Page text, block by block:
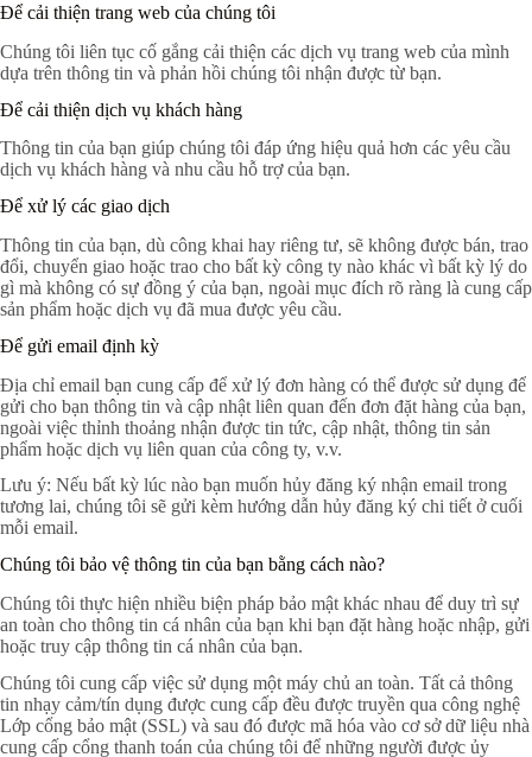
Để cải thiện trang web của chúng tôi
Chúng tôi liên tục cố gắng cải thiện các dịch vụ trang web của mình
dựa trên thông tin và phản hồi chúng tôi nhận được từ bạn.
Để cải thiện dịch vụ khách hàng
Thông tin của bạn giúp chúng tôi đáp ứng hiệu quả hơn các yêu cầu
dịch vụ khách hàng và nhu cầu hỗ trợ của bạn.
Để xử lý các giao dịch
Thông tin của bạn, dù công khai hay riêng tư, sẽ không được bán, trao
đổi, chuyển giao hoặc trao cho bất kỳ công ty nào khác vì bất kỳ lý do
gì mà không có sự đồng ý của bạn, ngoài mục đích rõ ràng là cung cấp
sản phẩm hoặc dịch vụ đã mua được yêu cầu.
Để gửi email định kỳ
Địa chỉ email bạn cung cấp để xử lý đơn hàng có thể được sử dụng để
gửi cho bạn thông tin và cập nhật liên quan đến đơn đặt hàng của bạn,
ngoài việc thỉnh thoảng nhận được tin tức, cập nhật, thông tin sản
phẩm hoặc dịch vụ liên quan của công ty, v.v.
Lưu ý: Nếu bất kỳ lúc nào bạn muốn hủy đăng ký nhận email trong
tương lai, chúng tôi sẽ gửi kèm hướng dẫn hủy đăng ký chi tiết ở cuối
mỗi email.
Chúng tôi bảo vệ thông tin của bạn bằng cách nào?
Chúng tôi thực hiện nhiều biện pháp bảo mật khác nhau để duy trì sự
an toàn cho thông tin cá nhân của bạn khi bạn đặt hàng hoặc nhập, gửi
hoặc truy cập thông tin cá nhân của bạn.
Chúng tôi cung cấp việc sử dụng một máy chủ an toàn. Tất cả thông
tin nhạy cảm/tín dụng được cung cấp đều được truyền qua công nghệ
Lớp cổng bảo mật (SSL) và sau đó được mã hóa vào cơ sở dữ liệu nhà
cung cấp cổng thanh toán của chúng tôi để những người được ủy